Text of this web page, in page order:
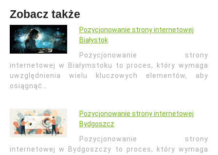
Zobacz także
Pozycjonowanie strony internetowej
Białystok
Pozycjonowanie strony
internetowej w Białymstoku to proces, który wymaga
uwzględnienia wielu kluczowych elementów, aby
osiągnąć…
Pozycjonowanie strony internetowej
Bydgoszcz
Pozycjonowanie strony
internetowej w Bydgoszczy to proces, który wymaga